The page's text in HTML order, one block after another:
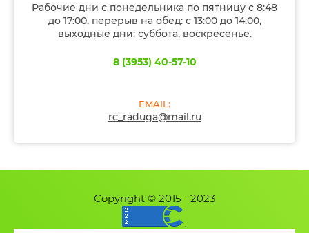
Рабочие дни с понедельника по пятницу с 8:48
до 17:00, перерыв на обед: с 13:00 до 14:00,
выходные дни: суббота, воскресенье.
8 (3953) 40-57-10
EMAIL:
rc_raduga@mail.ru
Copyright © 2015 - 2023